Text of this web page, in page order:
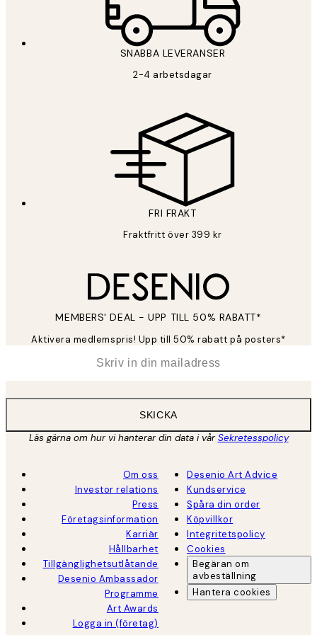
SNABBA LEVERANSER
2-4 arbetsdagar
FRI FRAKT
Fraktfritt över 399 kr
MEMBERS' DEAL - UPP TILL 50% RABATT*
Aktivera medlemspris! Upp till 50% rabatt på posters*
SKICKA
Läs gärna om hur vi hanterar din data i vårSekretesspolicy
Om oss
Investor relations
Press
Företagsinformation
Karriär
Hållbarhet
Tillgänglighetsutlåtande
Desenio Ambassador
Programme
Art Awards
Logga in (företag)
Desenio Art Advice
Kundservice
Spåra din order
Köpvillkor
Integritetspolicy
Cookies
Begäran om
avbeställning
Hantera cookies